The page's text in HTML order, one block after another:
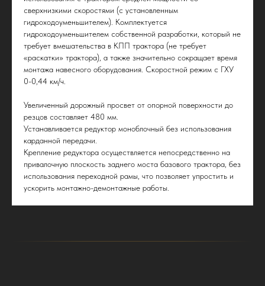
сверхнизкими скоростями (с установленным
гидроходоуменьшителем). Комплектуется
гидроходоуменьшителем собственной разработки, который не
требует вмешательства в КПП трактора (не требует
«раскатки» трактора), а также значительно сокращает время
монтажа навесного оборудования. Скоростной режим с ГХУ
0-0,44 км/ч.
Увеличенный дорожный просвет от опорной поверхности до
резцов составляет 480 мм.
Устанавливается редуктор моноблочный без использования
карданной передачи.
Крепление редуктора осуществляется непосредственно на
привалочную плоскость заднего моста базового трактора, без
использования переходной рамы, что позволяет упростить и
ускорить монтажно-демонтажные работы.